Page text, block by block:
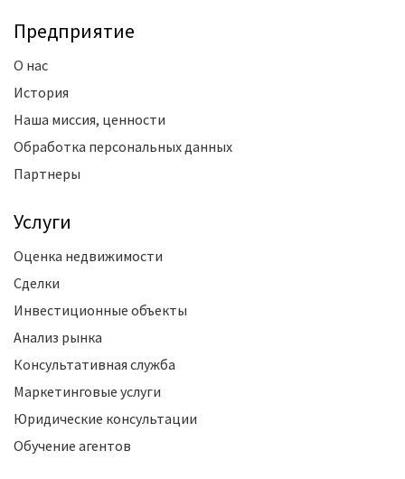
Предприятие
О нас
История
Наша миссия, ценности
Обработка персональных данных
Партнеры
Услуги
Оценка недвижимости
Сделки
Инвестиционные объекты
Анализ рынка
Консультативная служба
Маркетинговые услуги
Юридические консультации
Обучение агентов